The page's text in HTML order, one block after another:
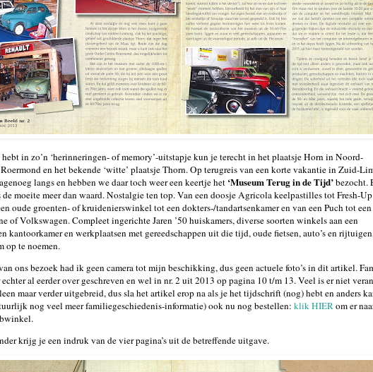
in zo’n ‘herinneringen- of memory’-uitstapje kun je terecht in het plaatsje Horn in Noord-
en het bekende ‘witte’ plaatsje Thorn. Op terugreis van een korte vakantie in Zuid-
langs en hebben we daar toch weer een keertje het ‘Museum Terug in de Tijd’bezocht.
moeite meer dan waard. Nostalgie ten top. Van een doosje Agricola keelpastilles tot Fresh-Up
oude groenten- of kruidenierswinkel tot een dokters-/tandartsenkamer en van een Puch tot een
of Volkswagen. Compleet ingerichte Jaren ’50 huiskamers, diverse soorten winkels aan een
kantoorkamer en werkplaatsen met gereedschappen uit die tijd, oude fietsen, auto’s en
op te noemen.
ons bezoek had ik geen camera tot mijn beschikking, dus geen actuele foto’s in dit artikel.
al eerder over geschreven en wel in nr. 2 uit 2013 op pagina 10 t/m 13. Veel is er niet
maar verder uitgebreid, dus sla het artikel erop na als je het tijdschrift (nog) hebt en anders
nog veel meer familiegeschiedenis-informatie) ook nu nog bestellen: klik HIERom er
krijg je een indruk van de vier pagina’s uit de betreffende uitgave.